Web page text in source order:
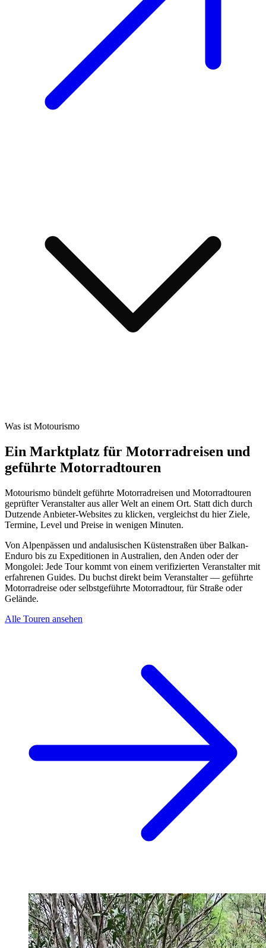
Was ist Motourismo
Ein Marktplatz für Motorradreisen und
geführte Motorradtouren
Motourismo bündelt geführte Motorradreisen und Motorradtouren
geprüfter Veranstalter aus aller Welt an einem Ort. Statt dich durch
Dutzende Anbieter-Websites zu klicken, vergleichst du hier Ziele,
Termine, Level und Preise in wenigen Minuten.
Von Alpenpässen und andalusischen Küstenstraßen über Balkan-
Enduro bis zu Expeditionen in Australien, den Anden oder der
Mongolei: Jede Tour kommt von einem verifizierten Veranstalter mit
erfahrenen Guides. Du buchst direkt beim Veranstalter — geführte
Motorradreise oder selbstgeführte Motorradtour, für Straße oder
Gelände.
Alle Touren ansehen